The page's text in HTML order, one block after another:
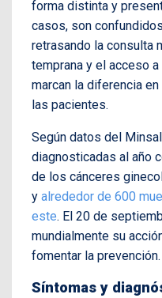
forma distinta y
casos, son
retrasando la consulta
temprana y el acceso
marcan la diferencia
las pacientes.
Según datos del
diagnosticadas al año
de los cánceres
y alrededor de 600
este. El 20 de
mundialmente su
fomentar la prevención.
Síntomas y